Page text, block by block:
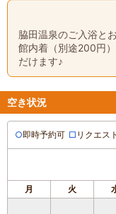
脇田温泉のご入浴と
館内着（別途200円
だけます♪
空き状況
○即時予約可 □ リクエス
月 火